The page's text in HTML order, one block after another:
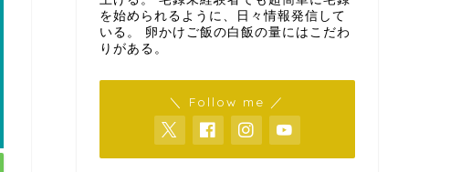
を始められるように、日々情報発信して
いる。 卵かけご飯の白飯の量にはこだわ
りがある。
＼ Follow me ／